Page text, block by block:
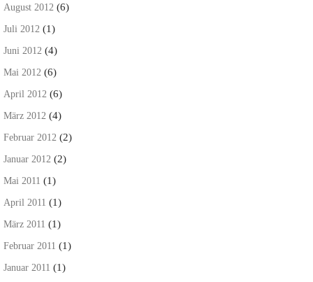
August 2012 (6)
Juli 2012 (1)
Juni 2012 (4)
Mai 2012 (6)
April 2012 (6)
März 2012 (4)
Februar 2012 (2)
Januar 2012 (2)
Mai 2011 (1)
April 2011 (1)
März 2011 (1)
Februar 2011 (1)
Januar 2011 (1)